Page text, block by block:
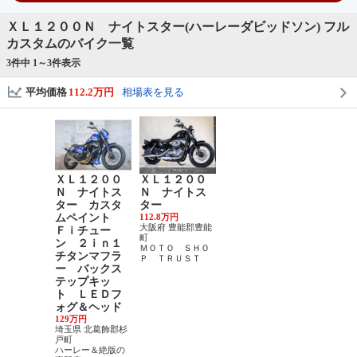
ＸＬ１２００Ｎ ナイトスター(ハーレーダビッドソン) フル
カスタムのバイク一覧
3件中 1～3件表示
平均価格 112.2万円 相場表を見る
ＸＬ１２００
Ｎ ナイトス
ター カスタ
ムペイント
Ｆｉチュー
ン ２ｉｎ１
チタンマフラ
ー バックス
テップキッ
ト ＬＥＤフ
ォグ＆ヘッド
129万円
埼玉県 北葛飾郡杉
戸町
ハーレー＆絶版の
ＸＬ１２００
Ｎ ナイトス
ター
112.8万円
大阪府 豊能郡豊能
町
ＭＯＴＯ ＳＨＯ
Ｐ ＴＲＵＳＴ